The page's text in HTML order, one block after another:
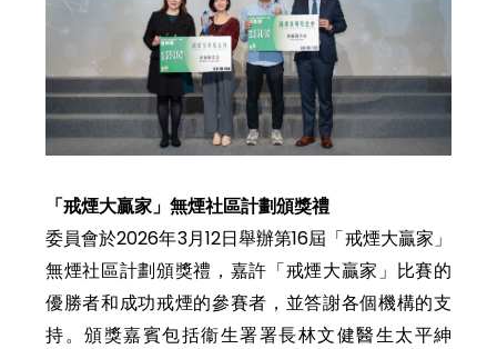
「戒煙大贏家」無煙社區計劃頒獎禮
委員會於2026年3月12日舉辦第16屆「戒煙大贏家」
無煙社區計劃頒獎禮，嘉許「戒煙大贏家」比賽的
優勝者和成功戒煙的參賽者，並答謝各個機構的支
持。頒獎嘉賓包括衞生署署長林文健醫生太平紳